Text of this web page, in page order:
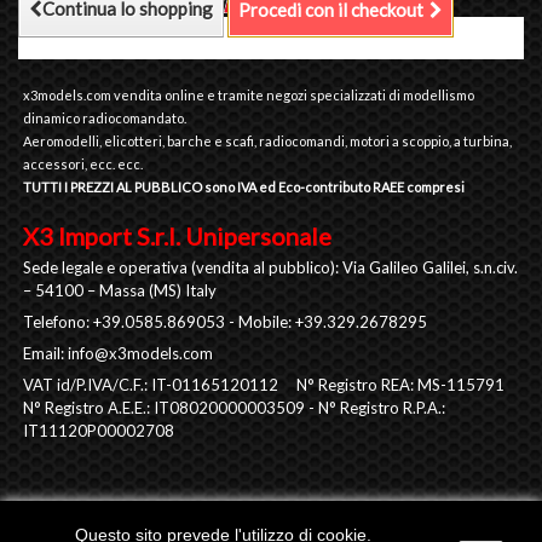
Continua lo shopping Procedi con il checkout
x3models.com vendita online e tramite negozi specializzati di modellismo
dinamico radiocomandato.
Aeromodelli, elicotteri, barche e scafi, radiocomandi, motori a scoppio, a turbina,
accessori, ecc. ecc.
TUTTI I PREZZI AL PUBBLICO sono IVA ed Eco-contributo RAEE compresi
X3 Import S.r.l. Unipersonale
Sede legale e operativa (vendita al pubblico): Via Galileo Galilei, s.n.civ.
– 54100 – Massa (MS) Italy
Telefono: +39.0585.869053 - Mobile: +39.329.2678295
Email:info@x3models.com
VAT id/P.IVA/C.F.: IT-01165120112 N° Registro REA: MS-115791
N° Registro A.E.E.: IT08020000003509 - N° Registro R.P.A.:
IT11120P00002708
Questo sito prevede l'utilizzo di cookie.